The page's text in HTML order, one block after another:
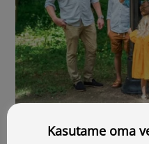
Kasutame oma